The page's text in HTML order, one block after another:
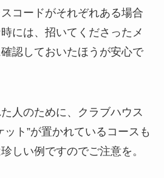
コードがそれぞれある場合
には、招いてくださったメ
認しておいたほうが安心で
人のために、クラブハウス
ット”が置かれているコースも
しい例ですのでご注意を。